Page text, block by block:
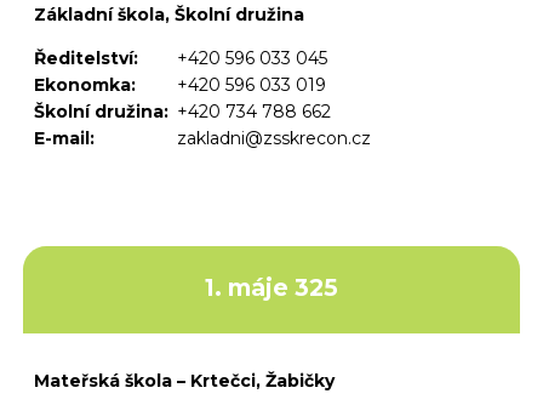
Základní škola, Školní družina
Ředitelství:
+420 596 033 045
Ekonomka:
+420 596 033 019
Školní družina: +420 734 788 662
E-mail:
zakladni@zsskrecon.cz
1. máje 325
Mateřská škola – Krtečci, Žabičky